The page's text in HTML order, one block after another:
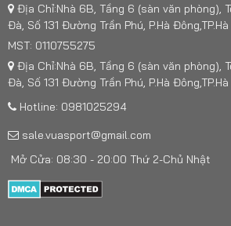
Địa Chỉ:Nhà 6B, Tầng 6 (sàn văn phòng),
Đà, Số 131 Đường Trần Phú, P.Hà Đông,TP.Hà
MST: 0110755275
Địa Chỉ:Nhà 6B, Tầng 6 (sàn văn phòng),
Đà, Số 131 Đường Trần Phú, P.Hà Đông,TP.Hà
Hotline: 0981025294
sale.vuasport@gmail.com
Mở Cửa: 08:30 - 20:00 Thứ 2-Chủ Nhật